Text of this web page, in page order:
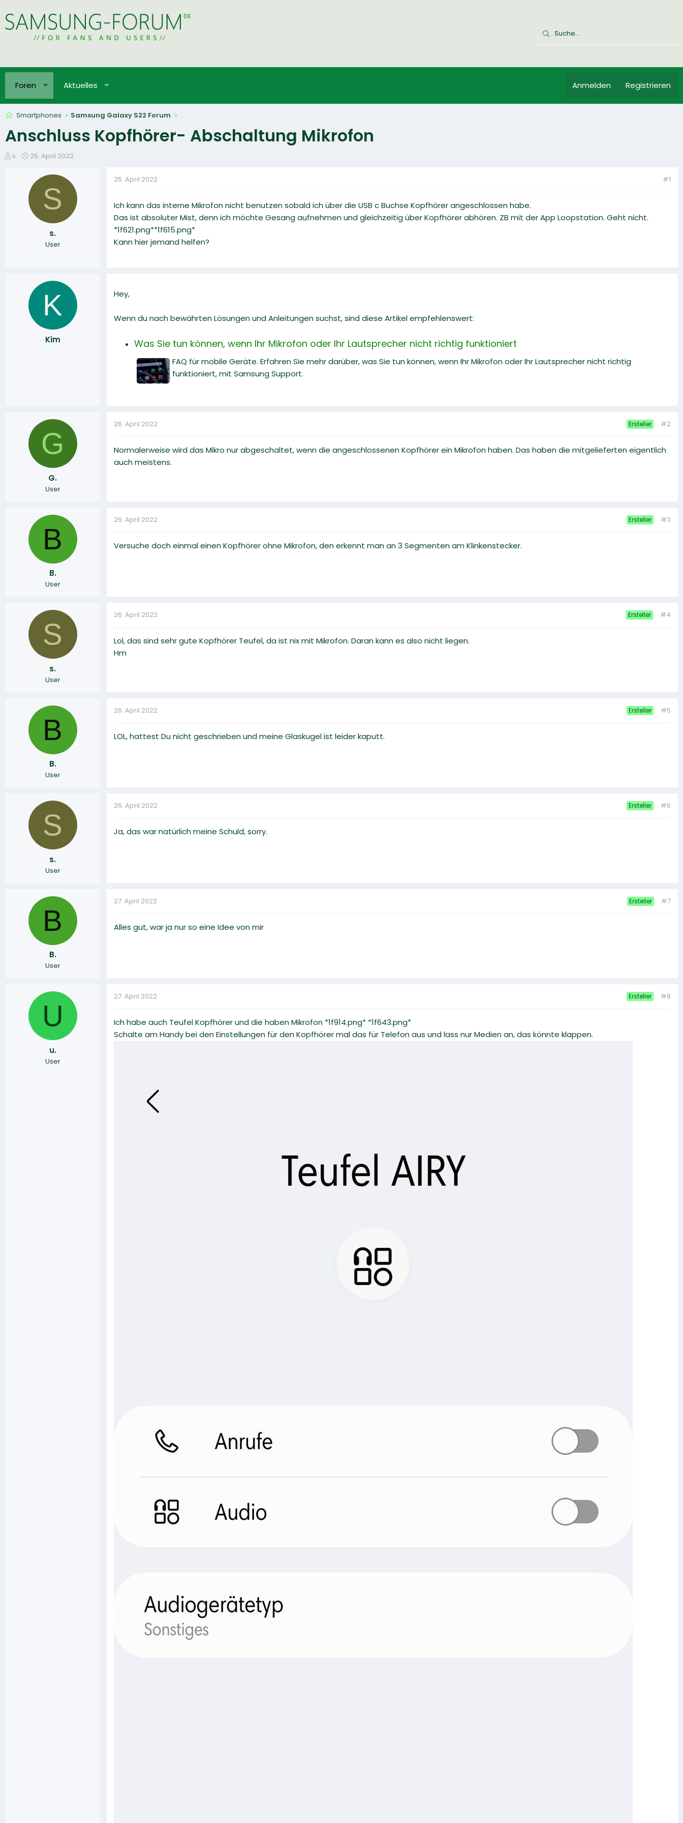
Foren Aktuelles Anmelden Registrieren
Smartphones Samsung Galaxy S22 Forum
Anschluss Kopfhörer- Abschaltung Mikrofon
E
s.
E
t
l
25. April 2022
S
s.
User
25. April 2022 #1
Ich kann das interne Mikrofon nicht benutzen sobald ich über die USB c Buchse Kopfhörer angeschlossen habe.
Das ist absoluter Mist, denn ich möchte Gesang aufnehmen und gleichzeitig über Kopfhörer abhören. ZB mit der App Loopstation. Geht nicht.
*1f621.png**1f615.png*
Kann hier jemand helfen?
K
Kim
Hey,
Wenn du nach bewährten Lösungen und Anleitungen suchst, sind diese Artikel empfehlenswert:
Was Sie tun können, wenn Ihr Mikrofon oder Ihr Lautsprecher nicht richtig funktioniert
FAQ für mobile Geräte. Erfahren Sie mehr darüber, was Sie tun können, wenn Ihr Mikrofon oder Ihr Lautsprecher nicht richtig
funktioniert, mit Samsung Support.
G
G.
User
26. April 2022 Ersteller #2
Normalerweise wird das Mikro nur abgeschaltet, wenn die angeschlossenen Kopfhörer ein Mikrofon haben. Das haben die mitgelieferten eigentlich
auch meistens.
B
B.
User
26. April 2022 Ersteller #3
Versuche doch einmal einen Kopfhörer ohne Mikrofon, den erkennt man an 3 Segmenten am Klinkenstecker.
S
s.
User
26. April 2022 Ersteller #4
Lol, das sind sehr gute Kopfhörer Teufel, da ist nix mit Mikrofon. Daran kann es also nicht liegen.
Hm
B
B.
User
26. April 2022 Ersteller #5
LOL, hattest Du nicht geschrieben und meine Glaskugel ist leider kaputt.
S
s.
User
26. April 2022 Ersteller #6
Ja, das war natürlich meine Schuld, sorry.
B
B.
User
27. April 2022 Ersteller #7
Alles gut, war ja nur so eine Idee von mir
U
u.
User
27. April 2022 Ersteller #8
Ich habe auch Teufel Kopfhörer und die haben Mikrofon *1f914.png* *1f643.png*
Schalte am Handy bei den Einstellungen für den Kopfhörer mal das für Telefon aus und lass nur Medien an, das könnte klappen.